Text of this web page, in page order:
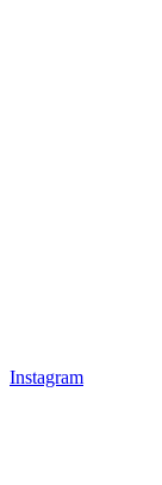
Instagram